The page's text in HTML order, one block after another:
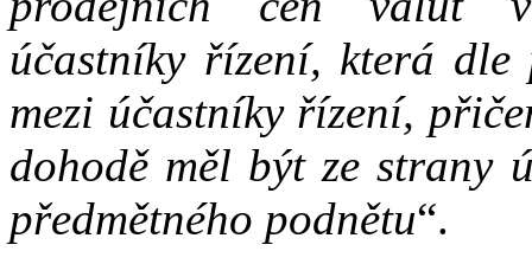
účastníky řízení, která dle
mezi účastníky řízení,
dohodě měl být ze strany
předmětného podnětu“.